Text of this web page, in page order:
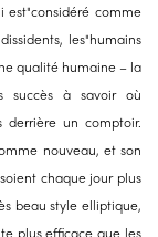
est"considéré comme
les"humains
qualité humaine – la
succès à savoir où
derrière un comptoir.
nouveau, et son
chaque jour plus
beau style elliptique,
plus efficace que les